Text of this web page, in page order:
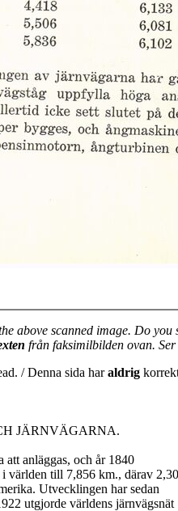
above scanned image. Do you
från faksimilbilden ovan.
/ Denna sida haraldrig
JÄRNVÄGARNA.
att anläggas, och år 1840
världen till 7,856 km., därav
Utvecklingen har sedan
utgjorde världens järnvägsnät